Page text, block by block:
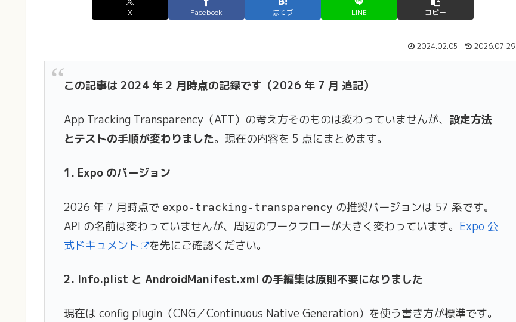
X Facebook はてブ LINE コピー
2024.02.05 2026.07.29
この記事は 2024 年 2 月時点の記録です（2026 年 7 月 追記）
App Tracking Transparency（ATT）の考え方そのものは変わっていませんが、 設定方法
とテストの手順が変わりました。現在の内容を 5 点にまとめます。
1. Expo のバージョン
2026 年 7 月時点で expo-tracking-transparency の推奨バージョンは 57 系です。
API の名前は変わっていませんが、周辺のワークフローが大きく変わっています。 Expo 公
式ドキュメント
を先にご確認ください。
2. Info.plist と AndroidManifest.xml の手編集は原則不要になりました
現在は config plugin（CNG／Continuous Native Generation）を使う書き方が標準です。